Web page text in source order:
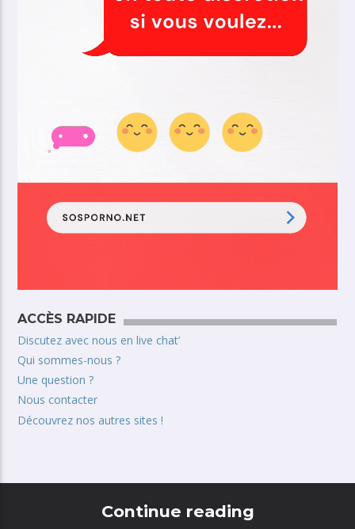
ACCÈS RAPIDE
Discutez avec nous en live chat’
Qui sommes-nous ?
Une question ?
Nous contacter
Découvrez nos autres sites !
Continue reading